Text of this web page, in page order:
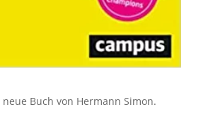
neue Buch von Hermann Simon.